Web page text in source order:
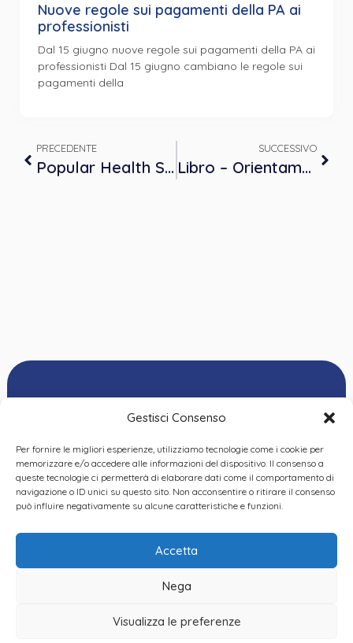
Gestisci Consenso
Per fornire le migliori esperienze, utilizziamo tecnologie come i cookie per
memorizzare e/o accedere alle informazioni del dispositivo. Il consenso a
queste tecnologie ci permetterà di elaborare dati come il comportamento di
navigazione o ID unici su questo sito. Non acconsentire o ritirare il consenso
può influire negativamente su alcune caratteristiche e funzioni.
Accetta
Nega
Visualizza le preferenze
Nuove regole sui pagamenti della PA ai
professionisti
Dal 15 giugno nuove regole sui pagamenti della PA ai
professionisti Dal 15 giugno cambiano le regole sui
pagamenti della
PRECEDENTE
Popular Health Statement – Come si inserisce la Psicologia in una prospettiva di salute della popolazione?
SUCCESSIVO
Libro – Orientamenti e innovazioni della Psicoterapia in Piemonte
Privacy Policy|Cookie
Policy|Dichiarazione
Ordine delle
Psicologhe e degli
Psicologi del Piemonte
VIA GIANNONE 8A – 10121
TEL: